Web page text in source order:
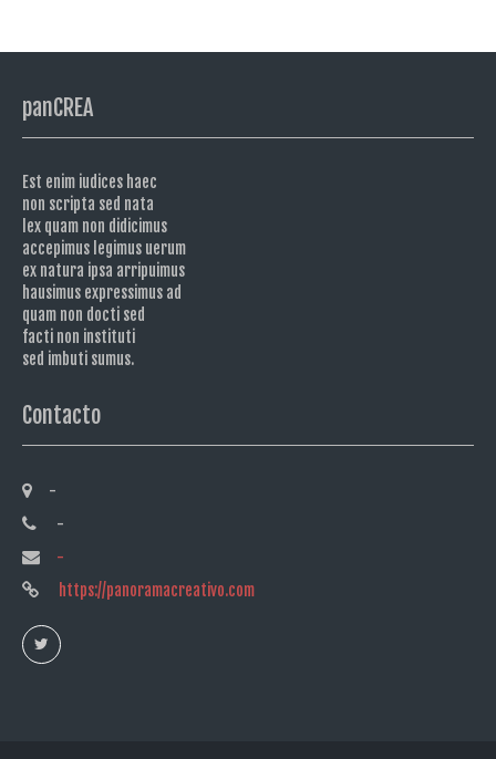
panCREA
Est enim iudices haec
non scripta sed nata
lex quam non didicimus
accepimus legimus uerum
ex natura ipsa arripuimus
hausimus expressimus ad
quam non docti sed
facti non instituti
sed imbuti sumus.
Contacto
-
-
-
https://panoramacreativo.com